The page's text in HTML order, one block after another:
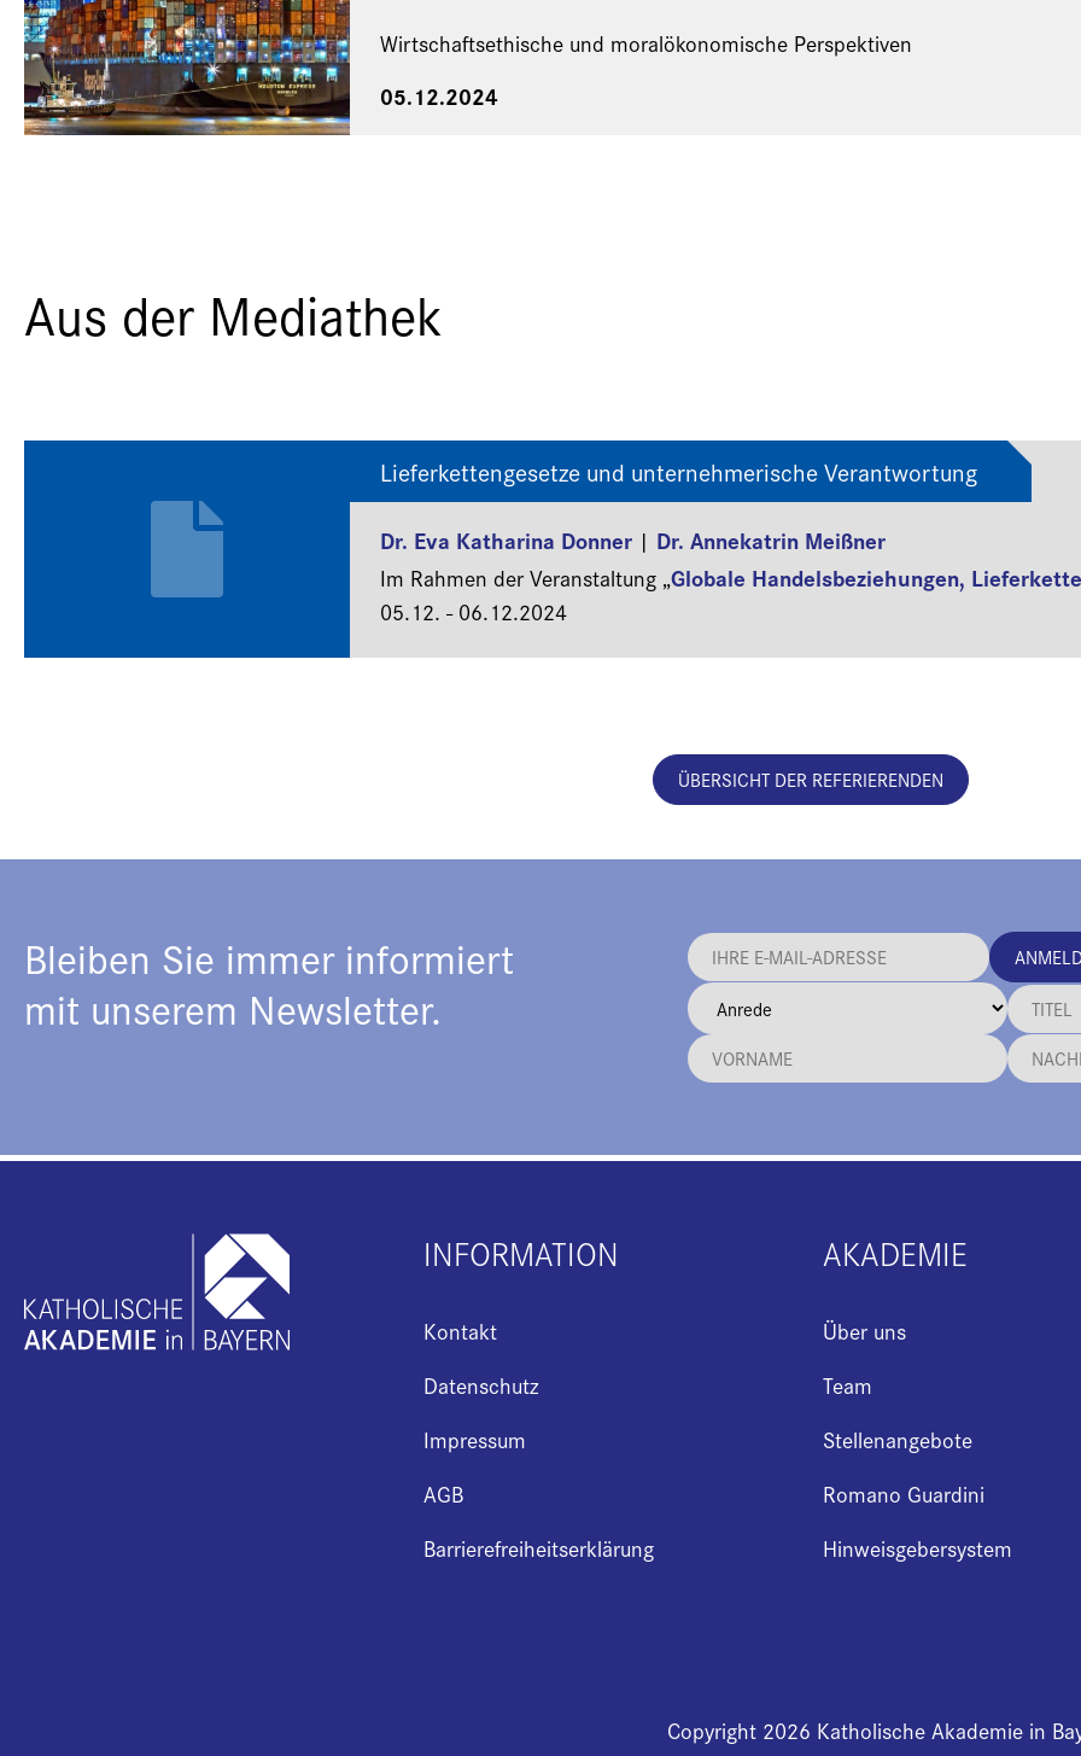
Wirtschaftsethische und moralökonomische Perspektiven
05.12.2024
Aus der Mediathek
Lieferkettengesetze und unternehmerische Verantwortung
Dr. Eva Katharina Donner | Dr. Annekatrin Meißner
Im Rahmen der Veranstaltung „Globale Handelsbeziehungen,
05.12. - 06.12.2024
ÜBERSICHT DER REFERIERENDEN
Bleiben Sie immer informiert
mit unserem Newsletter.
INFORMATION
Kontakt
Datenschutz
Impressum
AGB
Barrierefreiheitserklärung
AKADEMIE
Über uns
Team
Stellenangebote
Romano Guardini
Hinweisgebersystem
Copyright 2026 Katholische Akademie in